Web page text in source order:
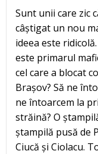
Sunt unii care zic
câștigat un nou
ideea este
este primarul
cel care a blocat
Brașov? Să ne
ne întoarcem la
străină? O
ștampilă pusă de
Ciucă și Ciolacu.